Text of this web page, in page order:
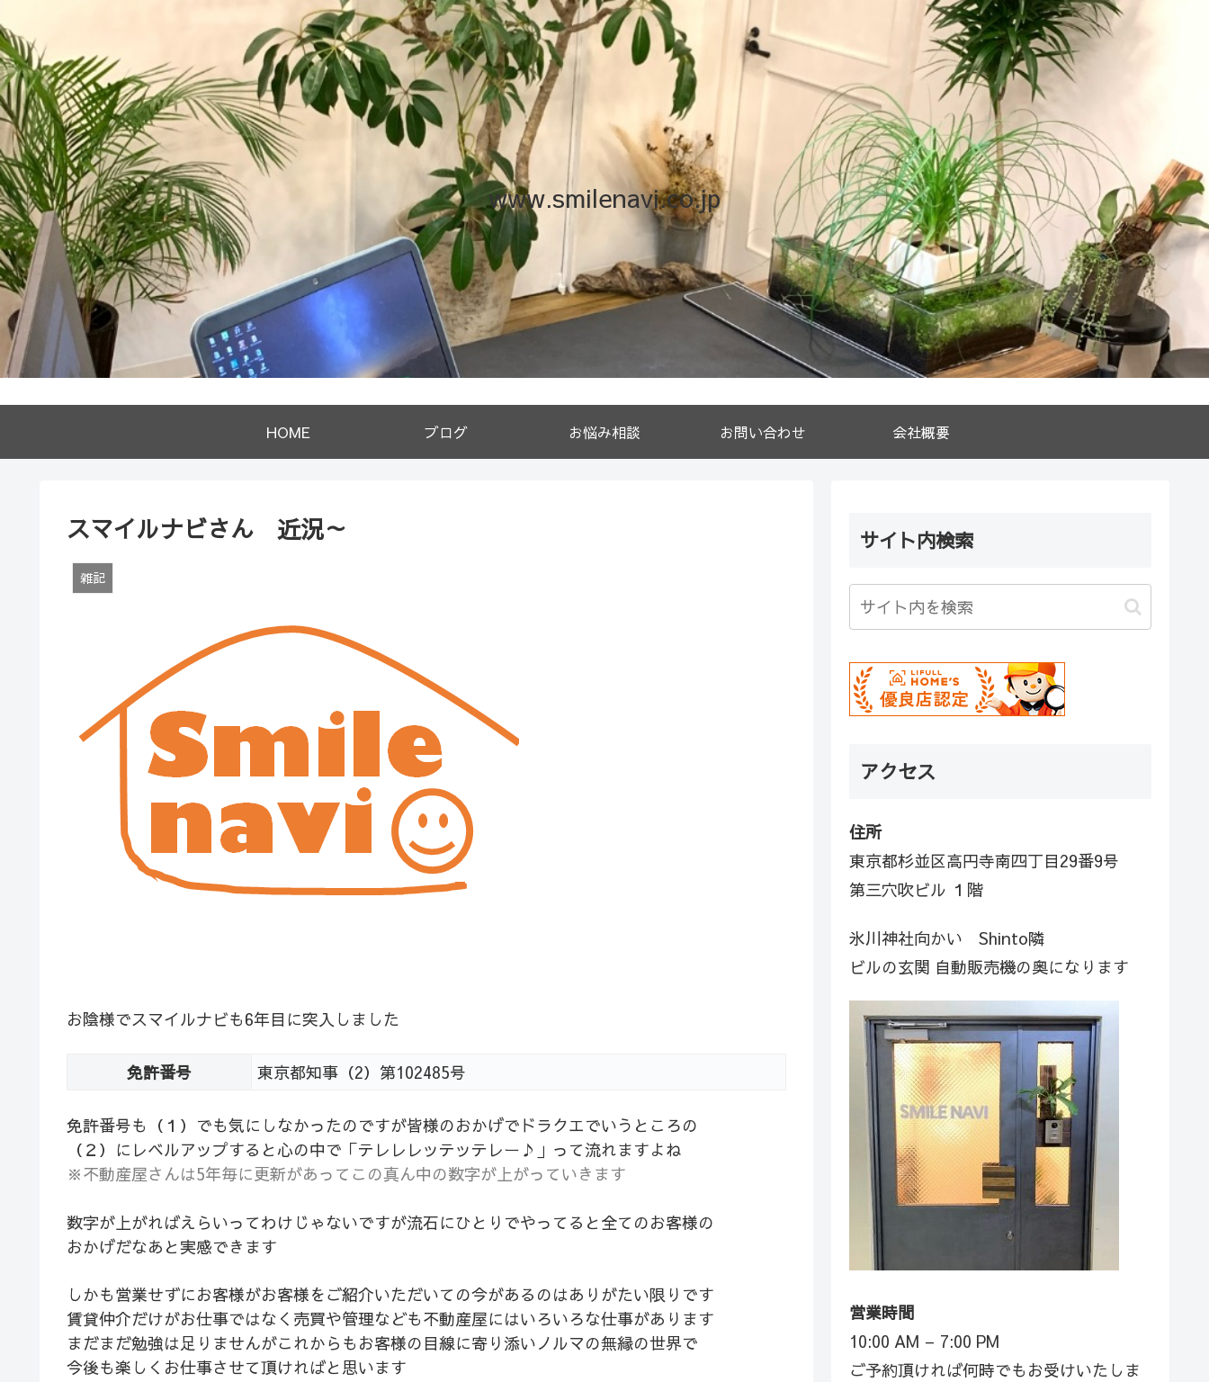
www.smilenavi.co.jp
HOME ブログ お悩み相談 お問い合わせ 会社概要
スマイルナビさん 近況～
雑記
お陰様でスマイルナビも6年目に突入しました
免許番号 東京都知事（2）第102485号
免許番号も（１）でも気にしなかったのですが皆様のおかげでドラクエでいうところの
（２）にレベルアップすると心の中で「テレレレッテッテレー♪」って流れますよね
※不動産屋さんは5年毎に更新があってこの真ん中の数字が上がっていきます
数字が上がればえらいってわけじゃないですが流石にひとりでやってると全てのお客様の
おかげだなあと実感できます
しかも営業せずにお客様がお客様をご紹介いただいての今があるのはありがたい限りです
賃貸仲介だけがお仕事ではなく売買や管理なども不動産屋にはいろいろな仕事があります
まだまだ勉強は足りませんがこれからもお客様の目線に寄り添いノルマの無縁の世界で
今後も楽しくお仕事させて頂ければと思います
サイト内検索
アクセス
住所
東京都杉並区高円寺南四丁目29番9号
第三穴吹ビル １階
氷川神社向かい Shinto隣
ビルの玄関 自動販売機の奥になります
営業時間
10:00 AM – 7:00 PM
ご予約頂ければ何時でもお受けいたしま